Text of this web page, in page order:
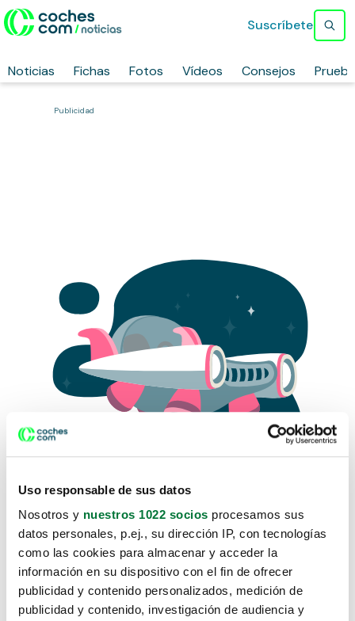
Uso responsable de sus datos
Nosotros y nuestros 1022 socios procesamos sus
datos personales, p.ej., su dirección IP, con tecnologías
como las cookies para almacenar y acceder la
información en su dispositivo con el fin de ofrecer
publicidad y contenido personalizados, medición de
publicidad y contenido, investigación de audiencia y
Noticias Fichas Fotos Vídeos Consejos
Suscríbete
Publicidad
Lo sentimos, no sabemos como
te hemos traido hasta aquí.